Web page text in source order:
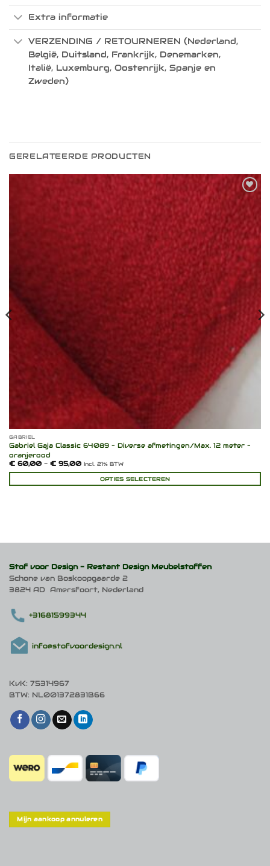
Extra informatie
VERZENDING / RETOURNEREN (Nederland,
België, Duitsland, Frankrijk, Denemarken,
Italië, Luxemburg, Oostenrijk, Spanje en
Zweden)
GERELATEERDE PRODUCTEN
Toevoegen
aan
GABRIEL
Gabriel Gaja Classic 64089 – Diverse afmetingen/Max. 12 meter –
oranjerood
€60,00 - €95,00Prijsklasse:
tot
€ 95,00
Incl. 21% BTW
OPTIES SELECTEREN
Deze
gekozen
worden
op
productpagina
Stof voor Design - Restant Design Meubelstoffen
Schone van Boskoopgaarde 2
3824 AD Amersfoort, Nederland
+31681599344
info@stofvoordesign.nl
KvK: 75314967
BTW: NL001372831B66
Mijn aankoop annuleren